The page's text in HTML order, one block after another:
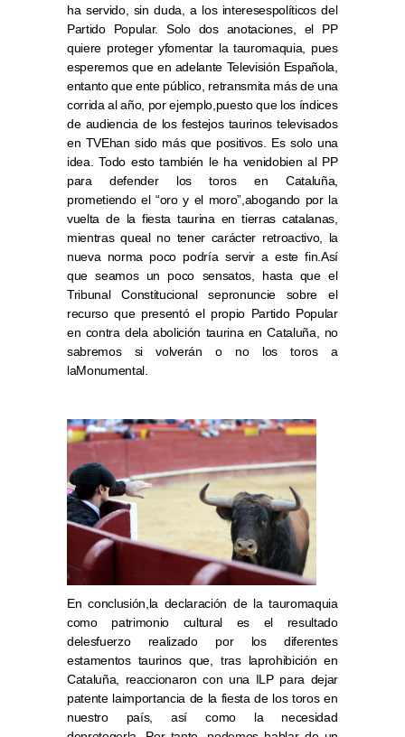
ha servido, sin duda, a los interesespolíticos del
Partido Popular. Solo dos anotaciones, el PP
quiere proteger yfomentar la tauromaquia, pues
esperemos que en adelante Televisión Española,
entanto que ente público, retransmita más de una
corrida al año, por ejemplo,puesto que los índices
de audiencia de los festejos taurinos televisados
en TVEhan sido más que positivos. Es solo una
idea. Todo esto también le ha venidobien al PP
para defender los toros en Cataluña,
prometiendo el “oro y el moro”,abogando por la
vuelta de la fiesta taurina en tierras catalanas,
mientras queal no tener carácter retroactivo, la
nueva norma poco podría servir a este fin.Así
que seamos un poco sensatos, hasta que el
Tribunal Constitucional sepronuncie sobre el
recurso que presentó el propio Partido Popular
en contra dela abolición taurina en Cataluña, no
sabremos si volverán o no los toros a
laMonumental.
En conclusión,la declaración de la tauromaquia
como patrimonio cultural es el resultado
delesfuerzo realizado por los diferentes
estamentos taurinos que, tras laprohibición en
Cataluña, reaccionaron con una ILP para dejar
patente laimportancia de la fiesta de los toros en
nuestro país, así como la necesidad